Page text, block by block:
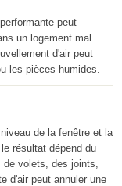
peut
un logement mal
d'air peut
les pièces humides.
de la fenêtre et la
résultat dépend du
de volets, des joints,
d'air peut annuler une